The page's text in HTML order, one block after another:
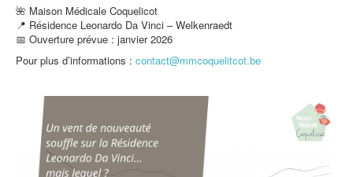
🌺 Maison Médicale Coquelicot
📍 Résidence Leonardo Da Vinci – Welkenraedt
📅 Ouverture prévue : janvier 2026
Pour plus d’informations : contact@mmcoquelitcot.be